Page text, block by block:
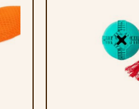
en masseert het
uw hond over het
of het nu op het strand of